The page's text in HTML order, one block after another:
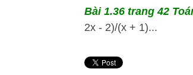
Bài 1.36 trang 42
2x - 2)/(x + 1)...